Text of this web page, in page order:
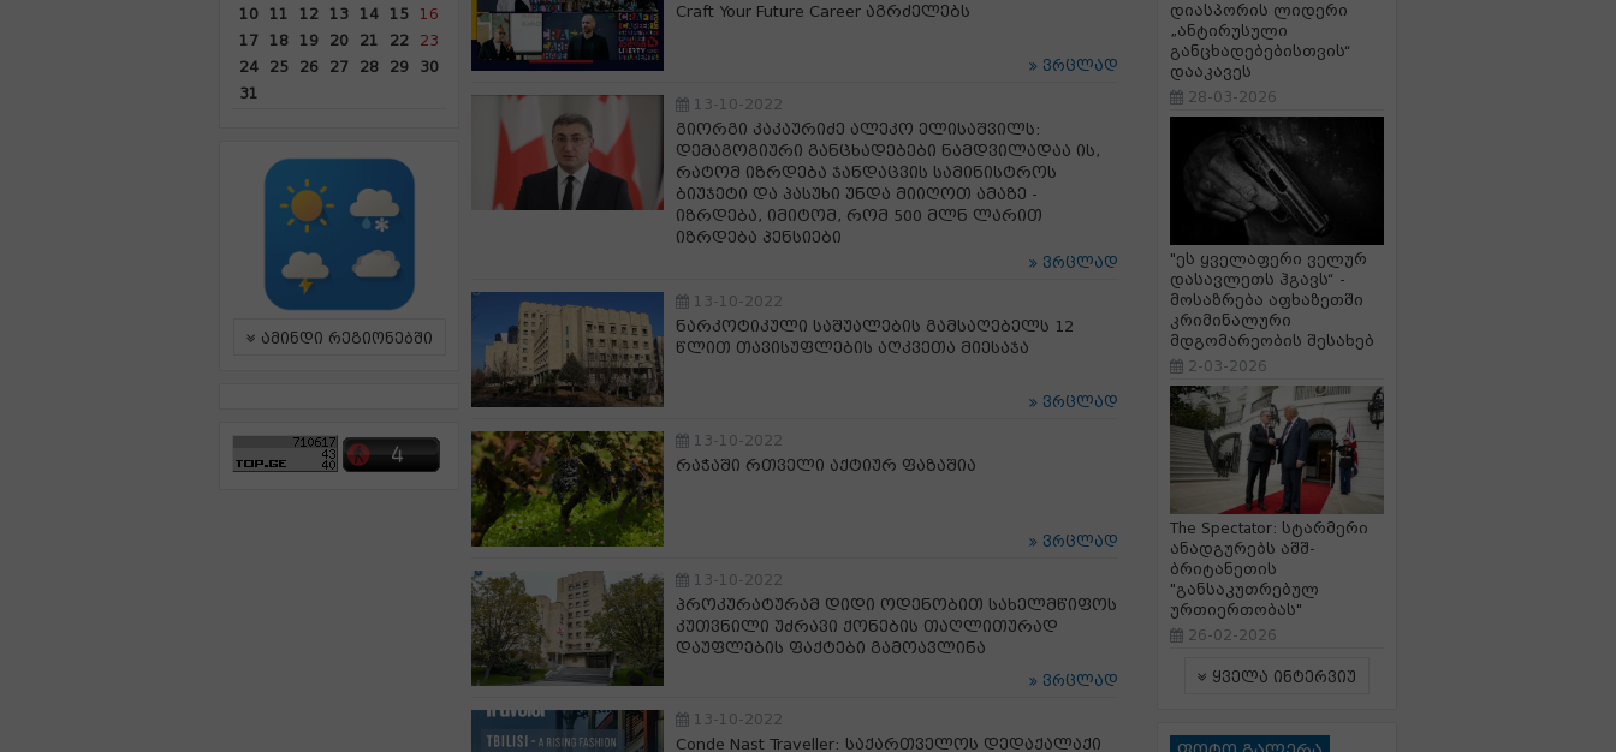
10
11 12 13 14 15
16
17
18 19 20 21 22
23
24
25 26 27 28 29
30
31
ამინდი რეგიონებში
Craft Your Future Career აგრძელებს
ვრცლად
13-10-2022
გიორგი კაკაურიძე ალეკო ელისაშვილს:
დემაგოგიური განცხადებები ნამდვილადაა ის,
რატომ იზრდება ჯანდაცვის სამინისტროს
ბიუჯეტი და პასუხი უნდა მიიღოთ ამაზე -
იზრდება, იმიტომ, რომ 500 მლნ ლარით
იზრდება პენსიები
ვრცლად
13-10-2022
ნარკოტიკული საშუალების გამსაღებელს 12
წლით თავისუფლების აღკვეთა მიესაჯა
ვრცლად
13-10-2022
რაჭაში რთველი აქტიურ ფაზაშია
ვრცლად
13-10-2022
პროკურატურამ დიდი ოდენობით სახელმწიფოს
კუთვნილი უძრავი ქონების თაღლითურად
დაუფლების ფაქტები გამოავლინა
ვრცლად
13-10-2022
Conde Nast Traveller: საქართველოს დედაქალაქი
დიასპორის ლიდერი
„ანტირუსული
განცხადებებისთვის“
დააკავეს
28-03-2026
"ეს ყველაფერი ველურ
დასავლეთს ჰგავს“ -
მოსაზრება აფხაზეთში
კრიმინალური
მდგომარეობის შესახებ
2-03-2026
The Spectator: სტარმერი
ანადგურებს აშშ-
ბრიტანეთის
"განსაკუთრებულ
ურთიერთობას"
26-02-2026
ყველა ინტერვიუ